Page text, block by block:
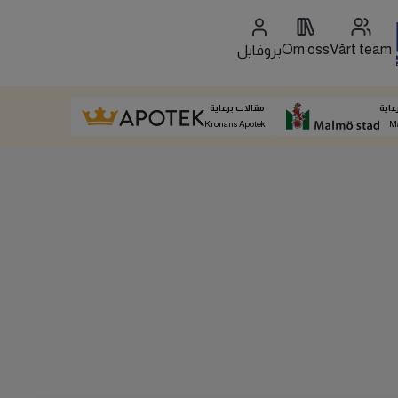
Vårt team
Om ossبروفايل
مقالات برعاية
Kronans Apotek